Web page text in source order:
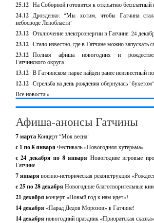
25.12 На Соборной готовится к открытию бесплатный
24.12 Дрозденко: "Мы хотим, чтобы Гатчина
небосводе Ленобласти"
23.12 Отключение электроэнергии в Гатчине: 24
23.12 Стало известно, где в Гатчине можно запускать
23.12 Полная афиша новогодних и
Гатчинского округа
13.12 В Гатчинском парке найден ранее неизвестный
12.12 Стрельба на день рождения обернулась
Все новости »
Афиша-анонсы Гатчины
7 мартаКонцерт "Моя весна"
с 1 по 8 января Фестиваль «Новогодняя кутерьма»
с 24 декабря по 8 января Новогодние игровые
Гатчине
7 января военно-историческая реконструкция
c 25 по 28 декабря Новогодние благотворительные
21 декабря концерт «Новый год к нам идет»!
14 декабря «Парад Дедов Морозов» в Гатчине!
14 декабря новогодний праздник «Приоратская сказка»